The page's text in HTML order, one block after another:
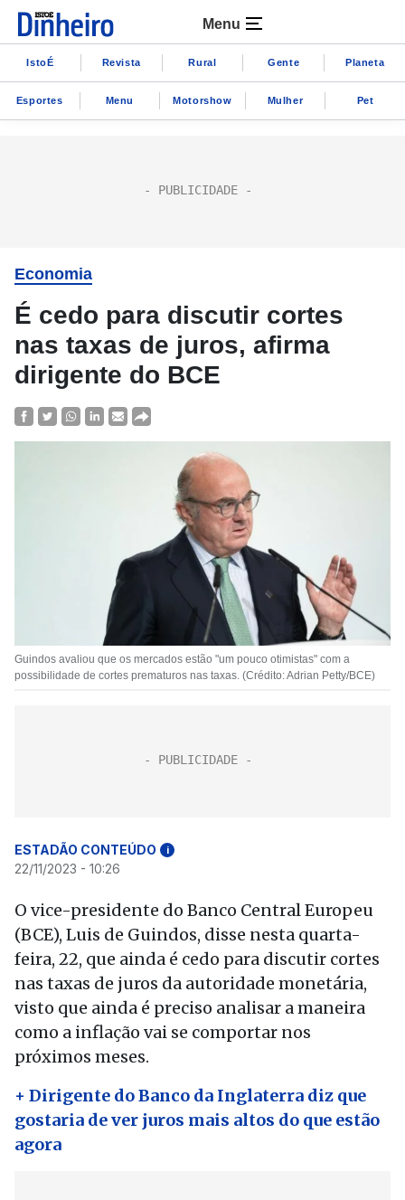
Menu
IstoÉ Revista Rural Gente Planeta
Esportes Menu Motorshow Mulher Pet
Economia
É cedo para discutir cortes
nas taxas de juros, afirma
dirigente do BCE
Guindos avaliou que os mercados estão "um pouco otimistas" com a
possibilidade de cortes prematuros nas taxas. (Crédito: Adrian Petty/BCE)
ESTADÃO CONTEÚDO i
22/11/2023 - 10:26
O vice-presidente do Banco Central Europeu
(BCE), Luis de Guindos, disse nesta quarta-
feira, 22, que ainda é cedo para discutir cortes
nas taxas de juros da autoridade monetária,
visto que ainda é preciso analisar a maneira
como a inflação vai se comportar nos
próximos meses.
+ Dirigente do Banco da Inglaterra diz que
gostaria de ver juros mais altos do que estão
agora